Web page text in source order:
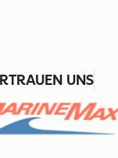
UNS